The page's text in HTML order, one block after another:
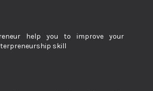
help you to improve your
skill